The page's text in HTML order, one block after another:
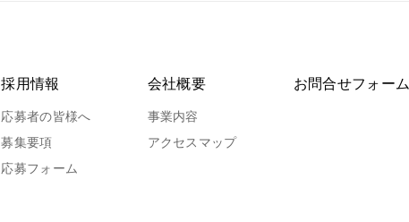
採用情報
応募者の皆様へ
募集要項
応募フォーム
会社概要
事業内容
アクセスマップ
お問合せフォーム